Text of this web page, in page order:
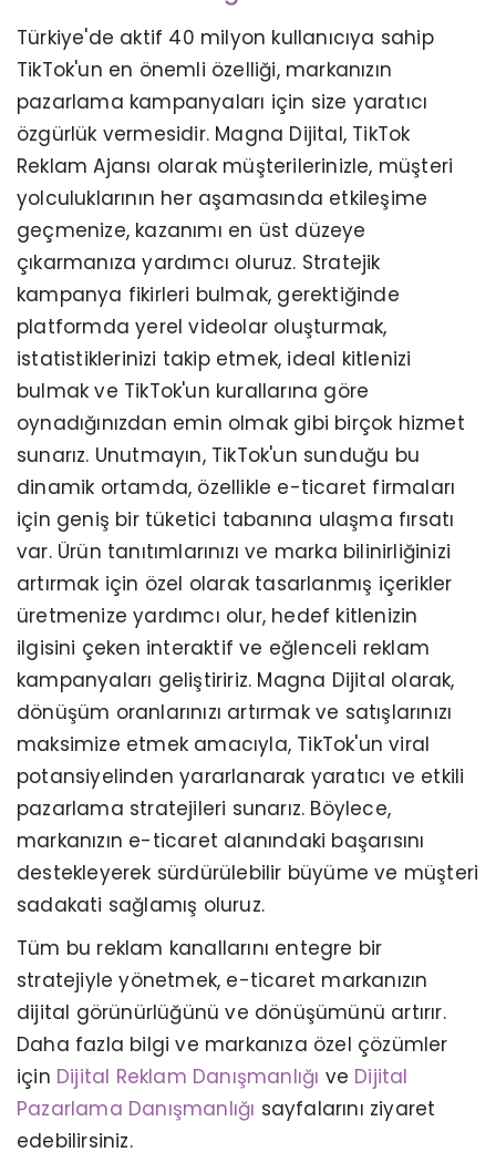
Türkiye'de aktif 40 milyon kullanıcıya sahip
TikTok'un en önemli özelliği, markanızın
pazarlama kampanyaları için size yaratıcı
özgürlük vermesidir. Magna Dijital, TikTok
Reklam Ajansı olarak müşterilerinizle, müşteri
yolculuklarının her aşamasında etkileşime
geçmenize, kazanımı en üst düzeye
çıkarmanıza yardımcı oluruz. Stratejik
kampanya fikirleri bulmak, gerektiğinde
platformda yerel videolar oluşturmak,
istatistiklerinizi takip etmek, ideal kitlenizi
bulmak ve TikTok'un kurallarına göre
oynadığınızdan emin olmak gibi birçok hizmet
sunarız. Unutmayın, TikTok'un sunduğu bu
dinamik ortamda, özellikle e-ticaret firmaları
için geniş bir tüketici tabanına ulaşma fırsatı
var. Ürün tanıtımlarınızı ve marka bilinirliğinizi
artırmak için özel olarak tasarlanmış içerikler
üretmenize yardımcı olur, hedef kitlenizin
ilgisini çeken interaktif ve eğlenceli reklam
kampanyaları geliştiririz. Magna Dijital olarak,
dönüşüm oranlarınızı artırmak ve satışlarınızı
maksimize etmek amacıyla, TikTok'un viral
potansiyelinden yararlanarak yaratıcı ve etkili
pazarlama stratejileri sunarız. Böylece,
markanızın e-ticaret alanındaki başarısını
destekleyerek sürdürülebilir büyüme ve müşteri
sadakati sağlamış oluruz.
Tüm bu reklam kanallarını entegre bir
stratejiyle yönetmek, e-ticaret markanızın
dijital görünürlüğünü ve dönüşümünü artırır.
Daha fazla bilgi ve markanıza özel çözümler
için Dijital Reklam Danışmanlığı ve Dijital
Pazarlama Danışmanlığı sayfalarını ziyaret
edebilirsiniz.